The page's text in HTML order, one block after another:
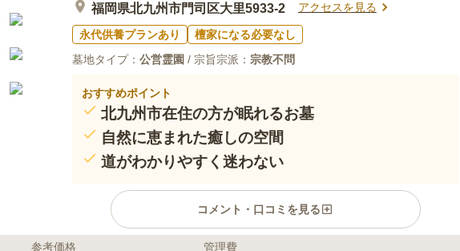
福岡県北九州市門司区大里5933-2 アクセスを見る
永代供養プランあり
檀家になる必要なし
墓地タイプ： 公営霊園 / 宗旨宗派： 宗教不問
おすすめポイント
北九州市在住の方が眠れるお墓
自然に恵まれた癒しの空間
道がわかりやすく迷わない
コメント・口コミを見る
参考価格 管理費